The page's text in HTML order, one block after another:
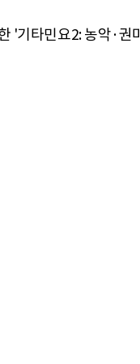
'기타민요2: 농악·권